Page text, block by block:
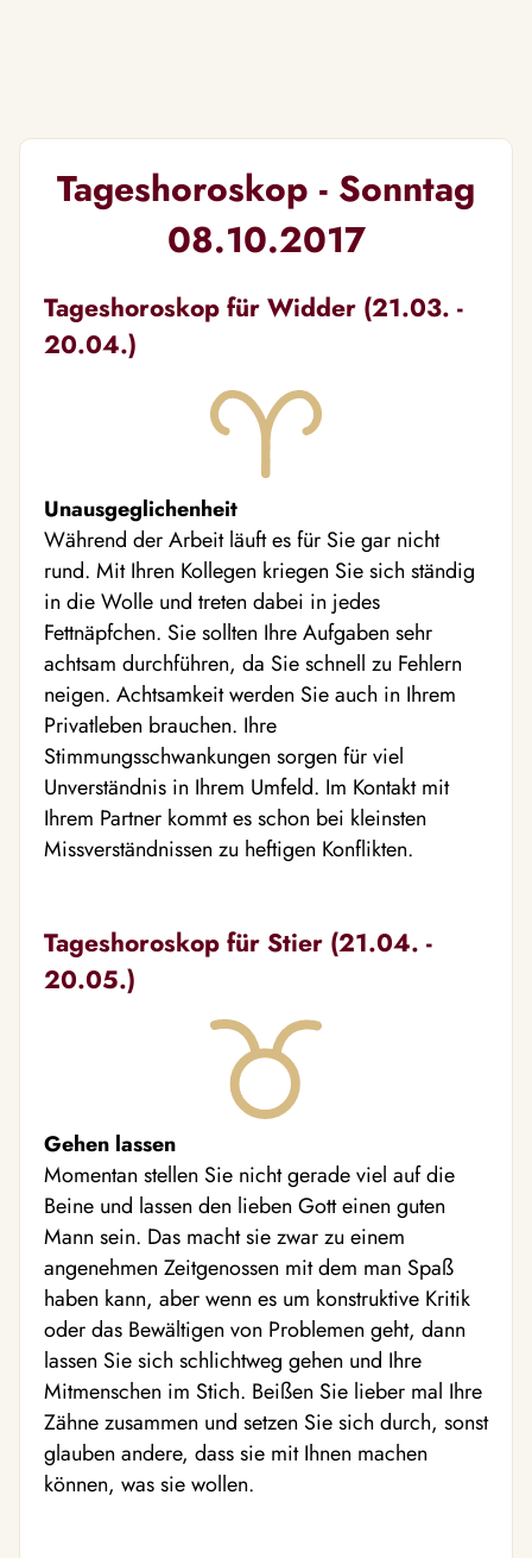
Tageshoroskop - Sonntag
08.10.2017
Tageshoroskop für Widder (21.03. -
20.04.)
Unausgeglichenheit
Während der Arbeit läuft es für Sie gar nicht
rund. Mit Ihren Kollegen kriegen Sie sich ständig
in die Wolle und treten dabei in jedes
Fettnäpfchen. Sie sollten Ihre Aufgaben sehr
achtsam durchführen, da Sie schnell zu Fehlern
neigen. Achtsamkeit werden Sie auch in Ihrem
Privatleben brauchen. Ihre
Stimmungsschwankungen sorgen für viel
Unverständnis in Ihrem Umfeld. Im Kontakt mit
Ihrem Partner kommt es schon bei kleinsten
Missverständnissen zu heftigen Konflikten.
Tageshoroskop für Stier (21.04. -
20.05.)
Gehen lassen
Momentan stellen Sie nicht gerade viel auf die
Beine und lassen den lieben Gott einen guten
Mann sein. Das macht sie zwar zu einem
angenehmen Zeitgenossen mit dem man Spaß
haben kann, aber wenn es um konstruktive Kritik
oder das Bewältigen von Problemen geht, dann
lassen Sie sich schlichtweg gehen und Ihre
Mitmenschen im Stich. Beißen Sie lieber mal Ihre
Zähne zusammen und setzen Sie sich durch, sonst
glauben andere, dass sie mit Ihnen machen
können, was sie wollen.